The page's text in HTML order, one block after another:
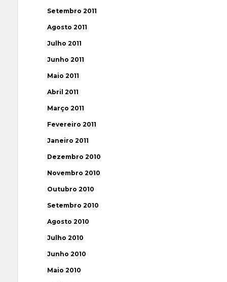
Setembro 2011
Agosto 2011
Julho 2011
Junho 2011
Maio 2011
Abril 2011
Março 2011
Fevereiro 2011
Janeiro 2011
Dezembro 2010
Novembro 2010
Outubro 2010
Setembro 2010
Agosto 2010
Julho 2010
Junho 2010
Maio 2010